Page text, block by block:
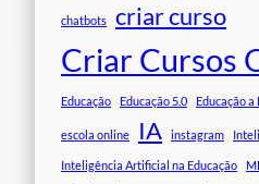
chatbots criar curso
Criar Cursos
Educação Educação 5.0 Educação
escola online IA instagram
Inteligência Artificial na Educação